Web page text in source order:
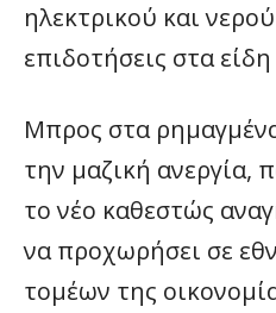
ηλεκτρικού και
επιδοτήσεις στα
Μπρος στα
την μαζική ανεργία,
το νέο καθεστώς
να προχωρήσει σε
τομέων της